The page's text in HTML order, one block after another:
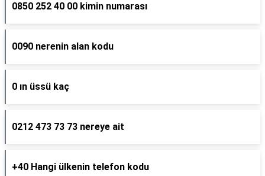
0850 252 40 00 kimin numarası
0090 nerenin alan kodu
0 ın üssü kaç
0212 473 73 73 nereye ait
+40 Hangi ülkenin telefon kodu